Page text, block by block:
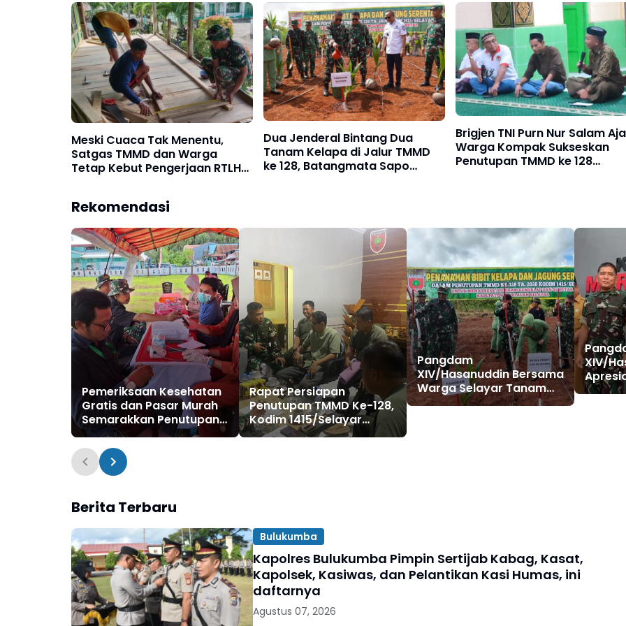
Rakyat
Meski Cuaca Tak Menentu,
Satgas TMMD dan Warga
Tetap Kebut Pengerjaan RTLH
Dua Jenderal Bintang Dua
Tanam Kelapa di Jalur TMMD
ke 128, Batangmata Sapo
Brigjen TNI Purn Nur Salam
Warga Kompak Sukseskan
Penutupan TMMD ke 128
Rekomendasi
Pemeriksaan Kesehatan
Gratis dan Pasar Murah
Semarakkan Penutupan
TMMD Ke-128 Kodim
1415/Selayar
Rapat Persiapan
Penutupan TMMD Ke-128,
Kodim 1415/Selayar
Matangkan Kunjungan
Pangdam
XIV/Hasanuddin Bersama
Warga Selayar Tanam
Kelapa dan Jagung,
XIV/
Berita Terbaru
Bulukumba
Kapolres Bulukumba Pimpin Sertijab Kabag, Kasat,
Kapolsek, Kasiwas, dan Pelantikan Kasi Humas, ini
daftarnya
Agustus 07, 2026